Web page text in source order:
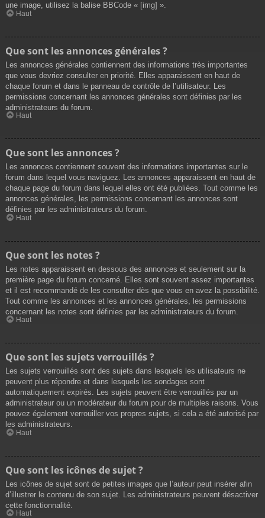
une image, utilisez la balise BBCode « [img] ».
Haut
Que sont les annonces générales ?
Les annonces générales contiennent des informations très importantes
que vous devriez consulter en priorité. Elles apparaissent en haut de
chaque forum et dans le panneau de contrôle de l’utilisateur. Les
permissions concernant les annonces générales sont définies par les
administrateurs du forum.
Haut
Que sont les annonces ?
Les annonces contiennent souvent des informations importantes sur le
forum dans lequel vous naviguez. Les annonces apparaissent en haut de
chaque page du forum dans lequel elles ont été publiées. Tout comme les
annonces générales, les permissions concernant les annonces sont
définies par les administrateurs du forum.
Haut
Que sont les notes ?
Les notes apparaissent en dessous des annonces et seulement sur la
première page du forum concerné. Elles sont souvent assez importantes
et il est recommandé de les consulter dès que vous en avez la possibilité.
Tout comme les annonces et les annonces générales, les permissions
concernant les notes sont définies par les administrateurs du forum.
Haut
Que sont les sujets verrouillés ?
Les sujets verrouillés sont des sujets dans lesquels les utilisateurs ne
peuvent plus répondre et dans lesquels les sondages sont
automatiquement expirés. Les sujets peuvent être verrouillés par un
administrateur ou un modérateur du forum pour de multiples raisons. Vous
pouvez également verrouiller vos propres sujets, si cela a été autorisé par
les administrateurs.
Haut
Que sont les icônes de sujet ?
Les icônes de sujet sont de petites images que l’auteur peut insérer afin
d’illustrer le contenu de son sujet. Les administrateurs peuvent désactiver
cette fonctionnalité.
Haut